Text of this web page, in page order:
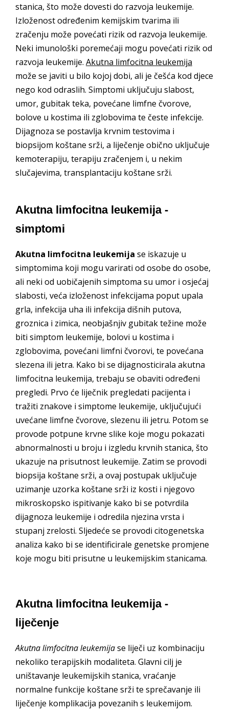
stanica, što može dovesti do razvoja leukemije.
Izloženost određenim kemijskim tvarima ili
zračenju može povećati rizik od razvoja leukemije.
Neki imunološki poremećaji mogu povećati rizik od
razvoja leukemije. Akutna limfocitna leukemija
može se javiti u bilo kojoj dobi, ali je češća kod djece
nego kod odraslih. Simptomi uključuju slabost,
umor, gubitak teka, povećane limfne čvorove,
bolove u kostima ili zglobovima te česte infekcije.
Dijagnoza se postavlja krvnim testovima i
biopsijom koštane srži, a liječenje obično uključuje
kemoterapiju, terapiju zračenjem i, u nekim
slučajevima, transplantaciju koštane srži.
Akutna limfocitna leukemija -
simptomi
Akutna limfocitna leukemija se iskazuje u
simptomima koji mogu varirati od osobe do osobe,
ali neki od uobičajenih simptoma su umor i osjećaj
slabosti, veća izloženost infekcijama poput upala
grla, infekcija uha ili infekcija dišnih putova,
groznica i zimica, neobjašnjiv gubitak težine može
biti simptom leukemije, bolovi u kostima i
zglobovima, povećani limfni čvorovi, te povećana
slezena ili jetra. Kako bi se dijagnosticirala akutna
limfocitna leukemija, trebaju se obaviti određeni
pregledi. Prvo će liječnik pregledati pacijenta i
tražiti znakove i simptome leukemije, uključujući
uvećane limfne čvorove, slezenu ili jetru. Potom se
provode potpune krvne slike koje mogu pokazati
abnormalnosti u broju i izgledu krvnih stanica, što
ukazuje na prisutnost leukemije. Zatim se provodi
biopsija koštane srži, a ovaj postupak uključuje
uzimanje uzorka koštane srži iz kosti i njegovo
mikroskopsko ispitivanje kako bi se potvrdila
dijagnoza leukemije i odredila njezina vrsta i
stupanj zrelosti. Sljedeće se provodi citogenetska
analiza kako bi se identificirale genetske promjene
koje mogu biti prisutne u leukemijskim stanicama.
Akutna limfocitna leukemija -
liječenje
Akutna limfocitna leukemijase liječi uz kombinaciju
nekoliko terapijskih modaliteta. Glavni cilj je
uništavanje leukemijskih stanica, vraćanje
normalne funkcije koštane srži te sprečavanje ili
liječenje komplikacija povezanih s leukemijom.